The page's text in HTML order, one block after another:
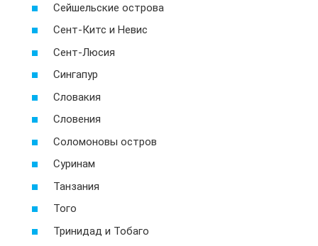
Сейшельские острова
Сент-Китс и Невис
Сент-Люсия
Сингапур
Словакия
Словения
Соломоновы остров
Суринам
Танзания
Того
Тринидад и Тобаго